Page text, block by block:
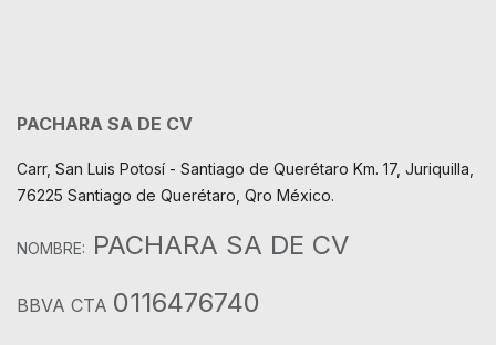
PACHARA SA DE CV
Carr, San Luis Potosí - Santiago de Querétaro Km. 17, Juriquilla,
76225 Santiago de Querétaro, Qro México.
NOMBRE: PACHARA SA DE CV
BBVA CTA 0116476740